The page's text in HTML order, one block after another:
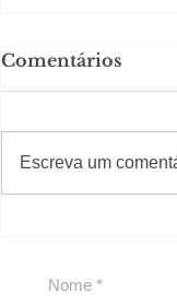
Comentários
Escreva um